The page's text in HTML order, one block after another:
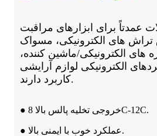
عمدتاً برای ابزارهای مراقبت
های الکترونیکی، مسواک
های الکترونیکی/ماشین کننده،
الکترونیکی لوازم آرایشی
کاربرد دارند.
● خروجی تخلیه پالس بالا 8C-12C.
● عملکرد خوب با ایمنی بالا.